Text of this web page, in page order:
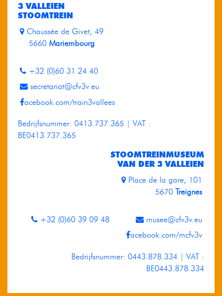
3 VALLEIEN
STOOMTREIN
Chaussée de Givet, 49
5660 Mariembourg
+32 (0)60 31 24 40
secretariat@cfv3v.eu
acebook.com/train3vallees
Bedrijfsnummer: 0413.737.365 | VAT :
BE0413.737.365
STOOMTREINMUSEUM
VAN DER 3 VALLEIEN
Place de la gare, 101
5670Treignes
+32 (0)60 39 09 48
musee@cfv3v.eu
acebook.com/mcfv3v
Bedrijfsnummer: 0443.878.334 | VAT :
BE0443.878.334